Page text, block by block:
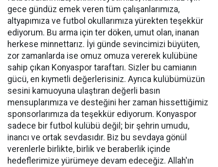
gece gündüz emek veren tüm çalışanlarımıza,
altyapımıza ve futbol okullarımıza yürekten teşekkür
ediyorum. Bu arma için ter döken, umut olan, inanan
herkese minnettarız. İyi günde sevincimizi büyüten,
zor zamanlarda ise omuz omuza vererek kulübüne
sahip çıkan Konyaspor taraftarı. Sizler bu camianın
gücü, en kıymetli değerlerisiniz. Ayrıca kulübümüzün
sesini kamuoyuna ulaştıran değerli basın
mensuplarımıza ve desteğini her zaman hissettiğimiz
sponsorlarımıza da teşekkür ediyorum. Konyaspor
sadece bir futbol kulübü değil; bir şehrin umudu,
inancı ve ortak sevdasıdır. Biz bu sevdaya gönül
verenlerle birlikte, birlik ve beraberlik içinde
hedeflerimize yürümeye devam edeceğiz. Allah'ın